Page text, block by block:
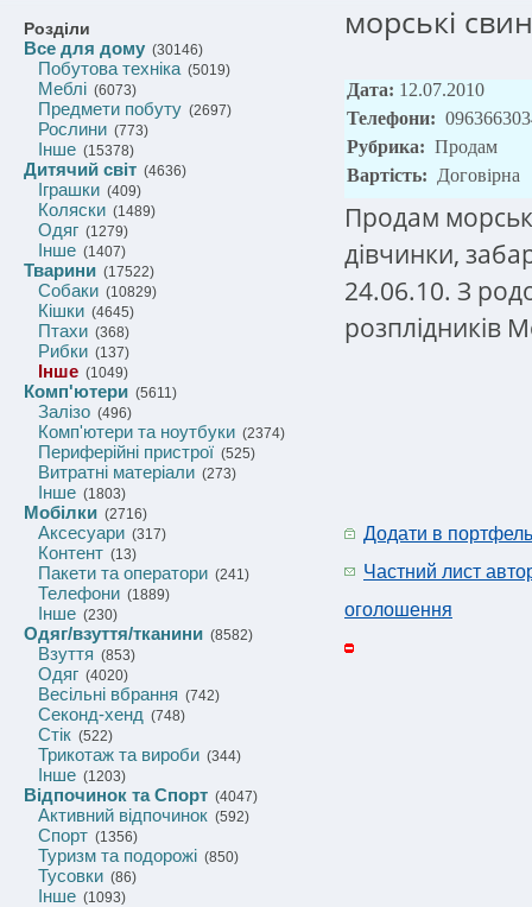
Розділи
Все для дому (30146)
Побутова техніка(5019)
Меблі (6073)
Предмети побуту (2697)
Рослини (773)
Інше (15378)
Дитячий світ (4636)
Іграшки (409)
Коляски (1489)
Одяг (1279)
Інше (1407)
Тварини (17522)
Собаки (10829)
Кішки (4645)
Птахи (368)
Рибки (137)
Інше (1049)
Комп'ютери (5611)
Залізо (496)
Комп'ютери та ноутбуки (2374)
Периферійні пристрої (525)
Витратні матеріали (273)
Інше (1803)
Мобілки (2716)
Аксесуари (317)
Контент (13)
Пакети та оператори (241)
Телефони (1889)
Інше (230)
Одяг/взуття/тканини (8582)
Взуття (853)
Одяг (4020)
Весільні вбрання (742)
Секонд-хенд (748)
Стік (522)
Трикотаж та вироби (344)
Інше (1203)
Відпочинок та Спорт (4047)
Активний відпочинок (592)
Спорт (1356)
Туризм та подорожі (850)
Тусовки (86)
Інше (1093)
морські
Дата: 12.07.2010
Телефони:
Рубрика: Продам
Вартість: Договірна
Продам
дівчинки,
24.06.10. З
розплідників
Додати в портфель
Частний лист
оголошення